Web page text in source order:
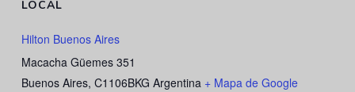
LOCAL
Hilton Buenos Aires
Macacha Güemes 351
Buenos Aires, C1106BKG Argentina + Mapa de Google